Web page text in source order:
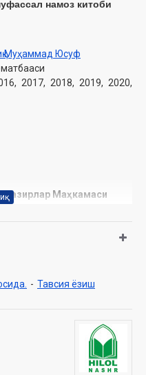
намоз китоби
Муҳаммад Юсуф
2017, 2018, 2019, 2020,
Вазирлар Маҳкамаси
- Тавсия ёзиш